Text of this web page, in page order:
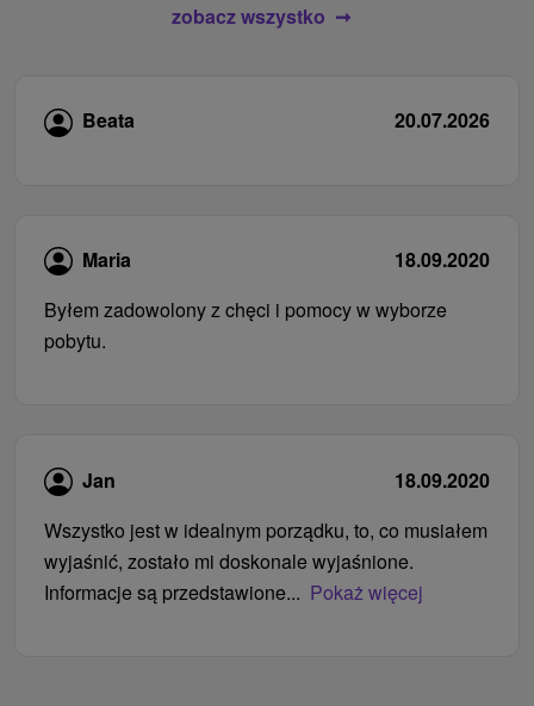
zobacz wszystko
Beata 20.07.2026
Maria
18.09.2020
Byłem zadowolony z chęci i pomocy w wyborze
pobytu.
Jan
18.09.2020
Wszystko jest w idealnym porządku, to, co musiałem
wyjaśnić, zostało mi doskonale wyjaśnione.
Informacje są przedstawione... Pokaż więcej